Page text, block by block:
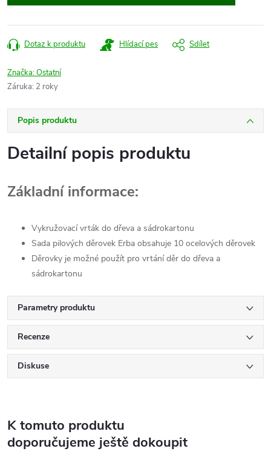
Dotaz k produktu Hlídací pes Sdílet
Značka:Ostatní
Záruka: 2 roky
Popis produktu
Detailní popis produktu
Základní informace:
Vykružovací vrták do dřeva a sádrokartonu
Sada pilových děrovek Erba obsahuje 10 ocelových děrovek
Děrovky je možné použít pro vrtání děr do dřeva a
sádrokartonu
Parametry produktu
Recenze
Diskuse
K tomuto produktu
doporučujeme ještě dokoupit